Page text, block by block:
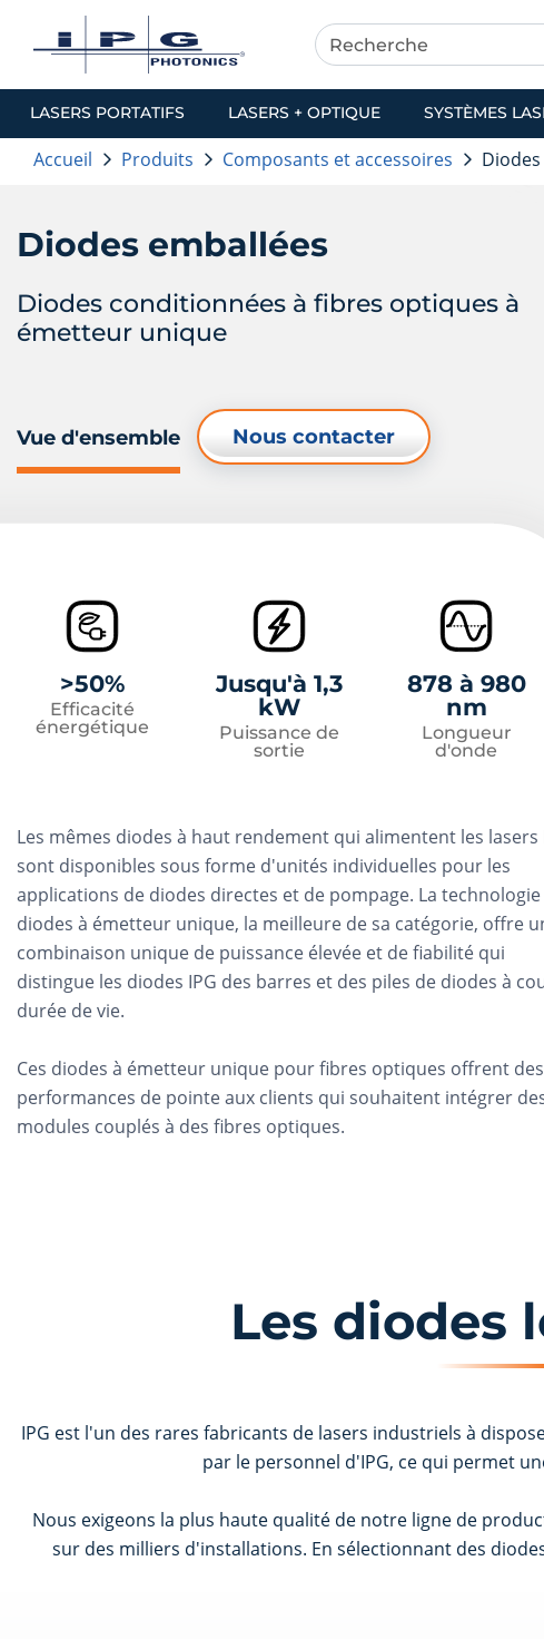
LASERS PORTATIFS LASERS + OPTIQUE SYSTÈMES
Accueil Produits Composants et accessoires
Diodes emballées
Diodes conditionnées à fibres optiques à
émetteur unique
Vue d'ensemble Nous contacter
>50%
Efficacité
énergétique
Jusqu'à 1,3
kW
Puissance de
sortie
878 à 980
nm
Longueur
d'onde
Les mêmes diodes à haut rendement qui alimentent les lasers
sont disponibles sous forme d'unités individuelles pour les
applications de diodes directes et de pompage. La technologie
diodes à émetteur unique, la meilleure de sa catégorie, offre
combinaison unique de puissance élevée et de fiabilité qui
distingue les diodes IPG des barres et des piles de diodes à
durée de vie.
Ces diodes à émetteur unique pour fibres optiques offrent des
performances de pointe aux clients qui souhaitent intégrer
modules couplés à des fibres optiques.
Les diodes
IPG est l'un des rares fabricants de lasers industriels à
par le personnel d'IPG, ce qui permet
Nous exigeons la plus haute qualité de notre ligne de
sur des milliers d'installations. En sélectionnant des